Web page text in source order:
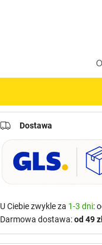
Dostawa
U Ciebie zwykle za 1-3 dni:
Darmowa dostawa:od 49